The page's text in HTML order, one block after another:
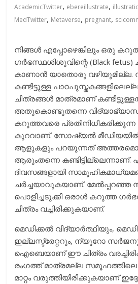
AcademicTwitter, ebereillustrate,
MedTwitter, Metaverse, pregnant,
നിങ്ങൾ എപ്പോഴെങ്കിലും ഒരു
ഗർഭസ്ഥശിശുവിന്റെ (Black fetus)
കാണാൻ യാതൊരു വഴിയുമില്ല.
കണ്ടിട്ടുള്ള
ചിത്രങ്ങൾ മാത്രമാണ്
അതുകൊണ്ടുതന്നെ
കറുത്തവരെ
കുറവാണ്. സോഷ്യൽ മീഡിയയിൽ
ആളുകളും പറയുന്നത്
ആരുംതന്നെ
ദിവസങ്ങളായി
ചർച്ചയാവുകയാണ്. മേൽപ്പറഞ്ഞ
പൊളിച്ചടുക്കി ഒരാൾ കറുത്ത
ചിത്രം വച്ചിരിക്കുകയാണ്.
മെഡിക്കൽ വിദ്യാർത്ഥിയും,
ഇല്ലസ്ട്രേറ്ററും, ന്യൂറോ
ഐബെയാണ് ഈ ചിത്രം
രംഗത്ത് മാത്രമല്ല സമൂഹത്തിലെ
മാറ്റം വരുത്തിയിരിക്കുകയാണ്